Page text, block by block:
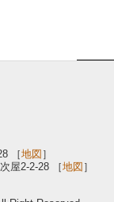
［地図 ］
屋2-2-28 ［地図 ］